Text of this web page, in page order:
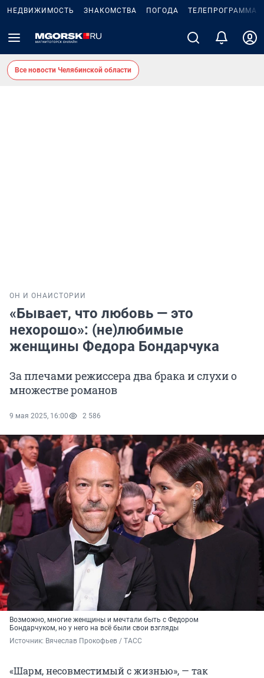
НЕДВИЖИМОСТЬ ЗНАКОМСТВА ПОГОДА ТЕЛЕПРОГРАММА
Все новости Челябинской области
ОН И ОНА ИСТОРИИ
«Бывает, что любовь — это
нехорошо»: (не)любимые
женщины Федора Бондарчука
За плечами режиссера два брака и слухи о
множестве романов
9 мая 2025, 16:00 2 586
Возможно, многие женщины и мечтали быть с Федором
Бондарчуком, но у него на всё были свои взгляды
Источник: Вячеслав Прокофьев / ТАСС
«Шарм, несовместимый с жизнью», — так